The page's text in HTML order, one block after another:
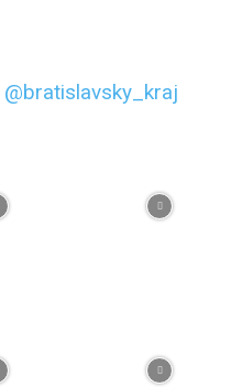
@bratislavsky_kraj